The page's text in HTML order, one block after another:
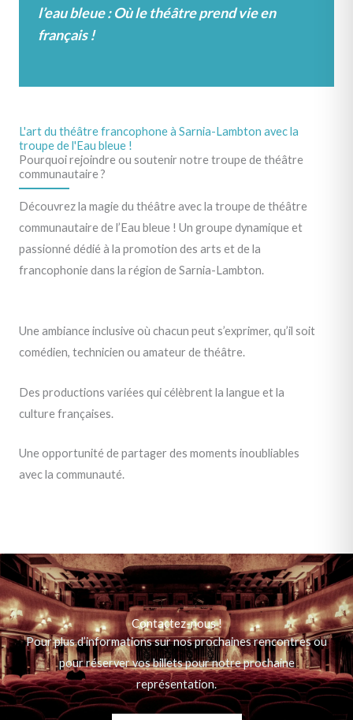
l’eau bleue : Où le théâtre prend vie en
français !
L'art du théâtre francophone à Sarnia-Lambton avec la
troupe de l'Eau bleue !
Pourquoi rejoindre ou soutenir notre troupe de théâtre
communautaire ?
Découvrez la magie du théâtre avec la troupe de théâtre
communautaire de l’Eau bleue ! Un groupe dynamique et
passionné dédié à la promotion des arts et de la
francophonie dans la région de Sarnia-Lambton.
Une ambiance inclusive où chacun peut s’exprimer, qu’il soit
comédien, technicien ou amateur de théâtre.
Des productions variées qui célèbrent la langue et la
culture françaises.
Une opportunité de partager des moments inoubliables
avec la communauté.
Contactez-nous !
Pour plus d’informations sur nos prochaines rencontres ou
pour réserver vos billets pour notre prochaine
représentation.